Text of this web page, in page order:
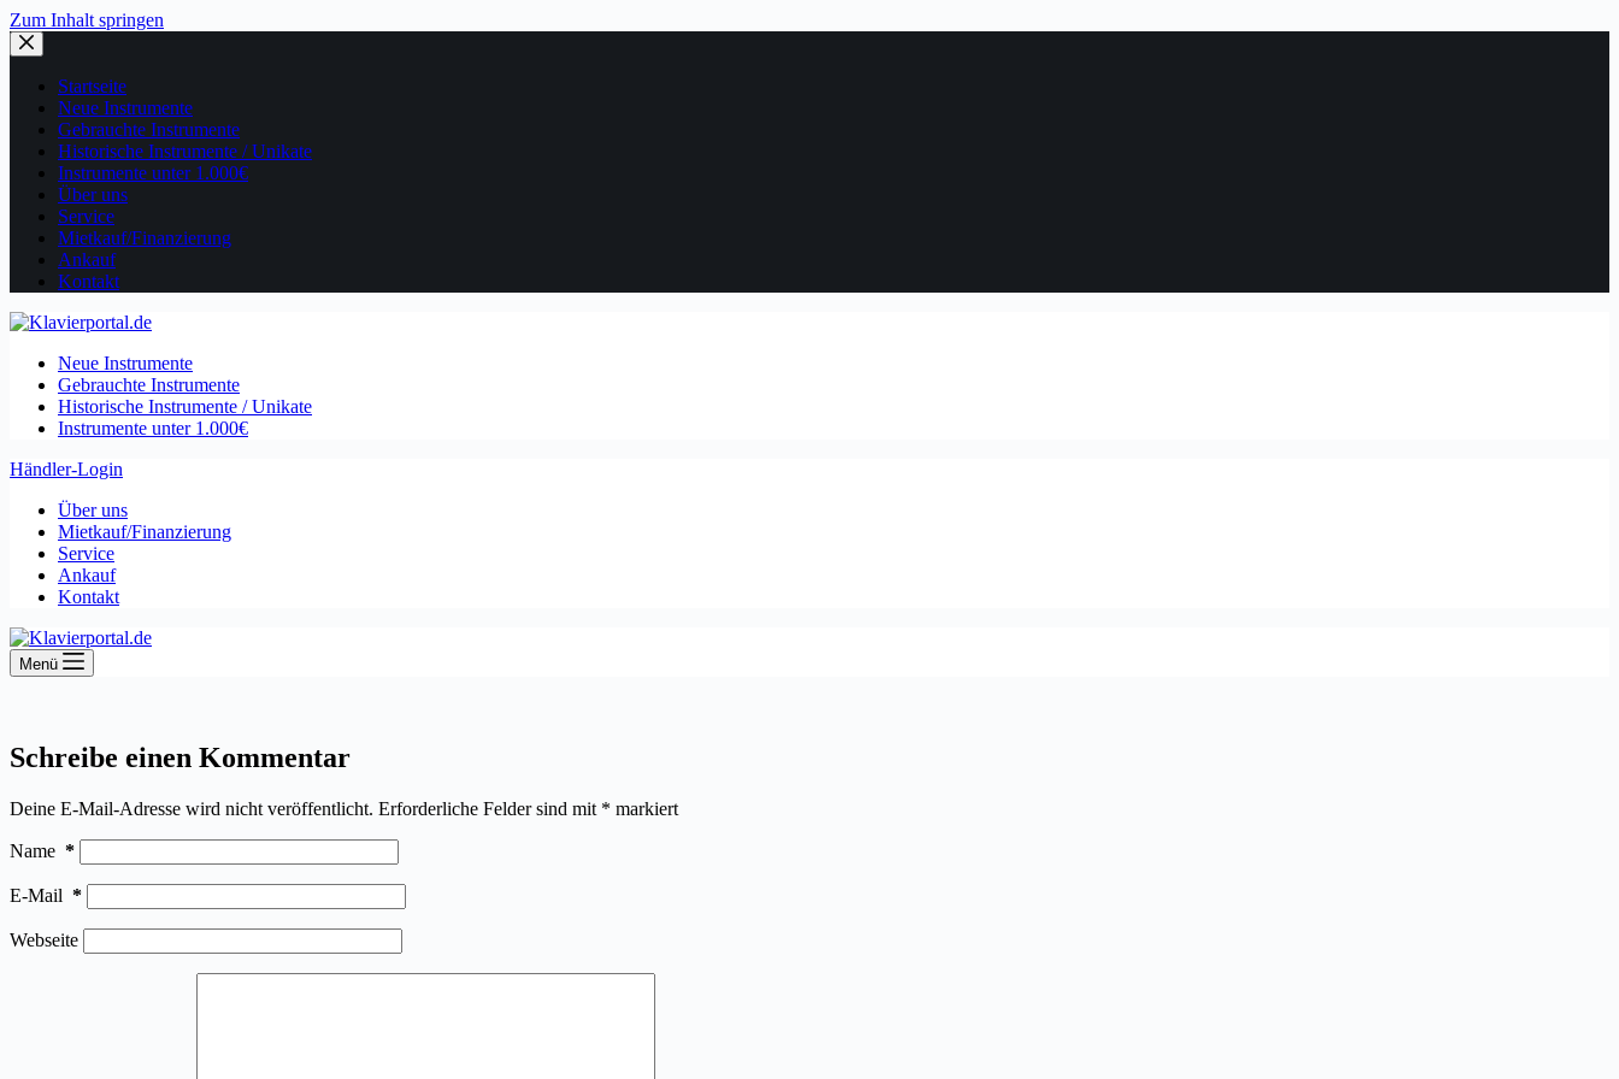
Zum Inhalt springen
Startseite
Neue Instrumente
Gebrauchte Instrumente
Historische Instrumente / Unikate
Instrumente unter 1.000€
Über uns
Service
Mietkauf/Finanzierung
Ankauf
Kontakt
Neue Instrumente
Gebrauchte Instrumente
Historische Instrumente / Unikate
Instrumente unter 1.000€
Händler-Login
Über uns
Mietkauf/Finanzierung
Service
Ankauf
Kontakt
Menü
Schreibe einen Kommentar
Deine E-Mail-Adresse wird nicht veröffentlicht. Erforderliche Felder sind mit * markiert
Name *
E-Mail *
Webseite